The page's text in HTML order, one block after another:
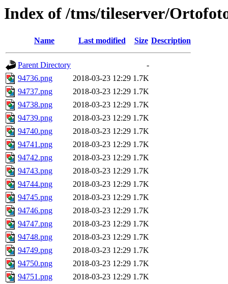
Index of /tms/tileserver/
Name Last modified Size Description
Parent Directory
-
94736.png
2018-03-23 12:29 1.7K
94737.png
2018-03-23 12:29 1.7K
94738.png
2018-03-23 12:29 1.7K
94739.png
2018-03-23 12:29 1.7K
94740.png
2018-03-23 12:29 1.7K
94741.png
2018-03-23 12:29 1.7K
94742.png
2018-03-23 12:29 1.7K
94743.png
2018-03-23 12:29 1.7K
94744.png
2018-03-23 12:29 1.7K
94745.png
2018-03-23 12:29 1.7K
94746.png
2018-03-23 12:29 1.7K
94747.png
2018-03-23 12:29 1.7K
94748.png
2018-03-23 12:29 1.7K
94749.png
2018-03-23 12:29 1.7K
94750.png
2018-03-23 12:29 1.7K
94751.png
2018-03-23 12:29 1.7K